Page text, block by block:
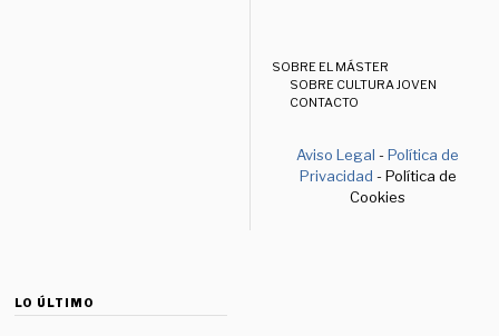
SOBRE EL MÁSTER
SOBRE CULTURA JOVEN
CONTACTO
Aviso Legal -Política de
Privacidad - Política de
Cookies
LO ÚLTIMO